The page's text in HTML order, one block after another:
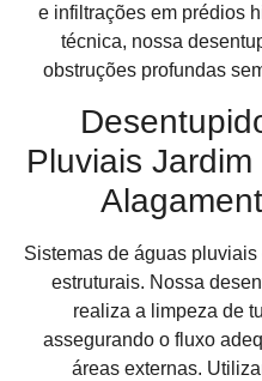
e infiltrações em prédios
técnica, nossa
obstruções profundas
Pluviais
Sistemas de águas
estruturais. Nossa
realiza a limpeza de
assegurando o fluxo
áreas externas.